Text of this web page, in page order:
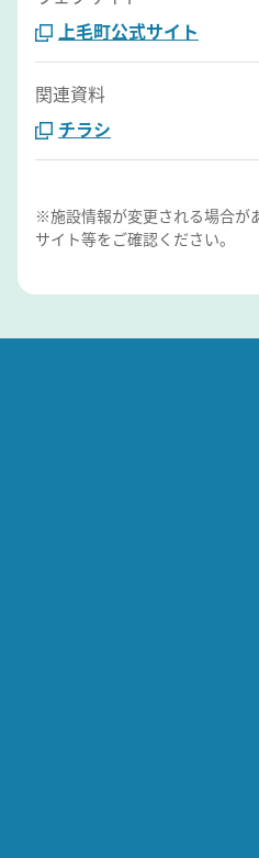
上毛町公式サイト
関連資料
チラシ
※施設情報が変更される場合が
サイト等をご確認ください。